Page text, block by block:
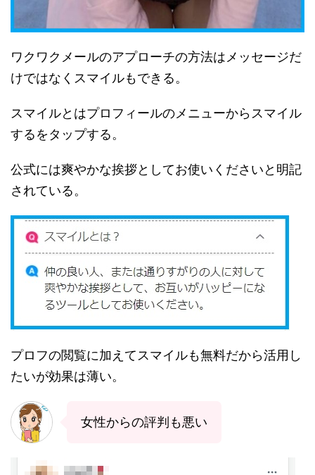
ワクワクメールのアプローチの方法はメッセージだ
けではなくスマイルもできる。
スマイルとはプロフィールのメニューからスマイル
するをタップする。
公式には爽やかな挨拶としてお使いくださいと明記
されている。
プロフの閲覧に加えてスマイルも無料だから活用し
たいが効果は薄い。
女性からの評判も悪い